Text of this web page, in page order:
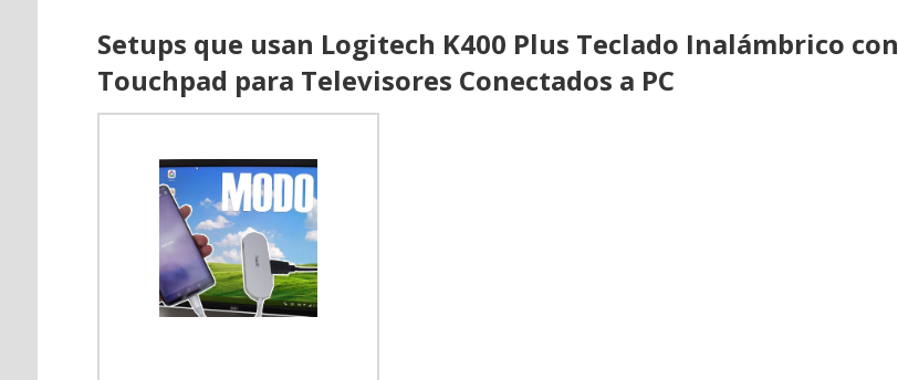
Setups que usan Logitech K400 Plus Teclado Inalámbrico con
Touchpad para Televisores Conectados a PC